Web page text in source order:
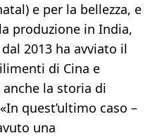
e per la bellezza, e
produzione in India,
2013 ha avviato il
di Cina e
anche la storia di
quest’ultimo caso –
una